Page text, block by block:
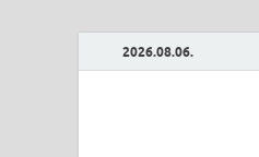
2026.08.06.